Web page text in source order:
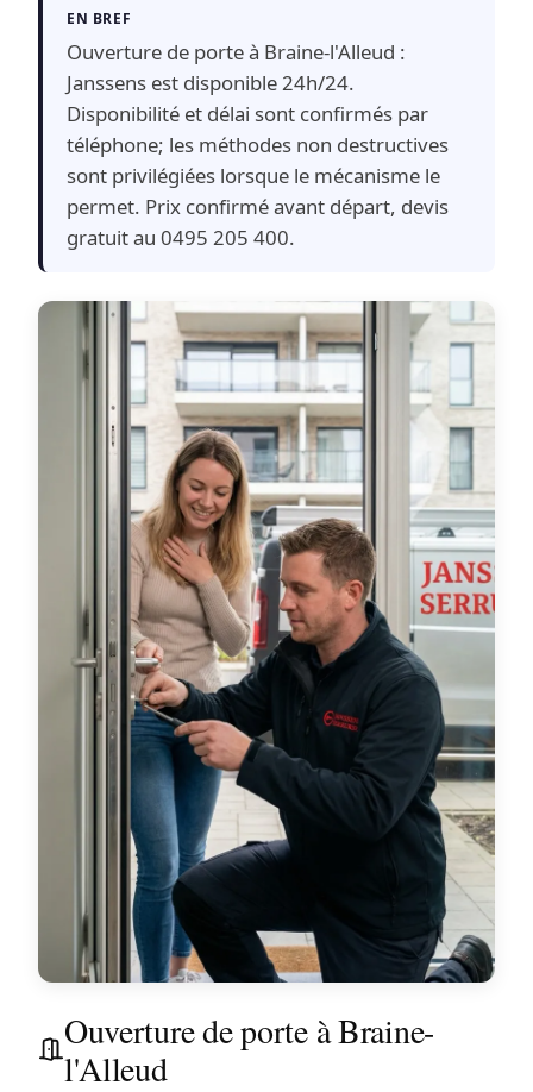
EN BREF
Ouverture de porte à Braine-l'Alleud :
Janssens est disponible 24h/24.
Disponibilité et délai sont confirmés par
téléphone; les méthodes non destructives
sont privilégiées lorsque le mécanisme le
permet. Prix confirmé avant départ, devis
gratuit au 0495 205 400.
Ouverture de porte à Braine-
l'Alleud